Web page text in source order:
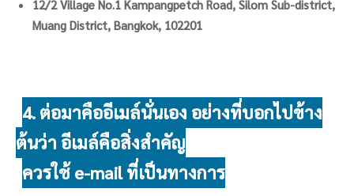
12/2 Village No.1 Kampangpetch Road, Silom Sub-district,
Muang District, Bangkok, 102201
4. ต่อมาคืออีเมล์นั่นเอง อย่างที่บอกไปข้าง
ต้นว่า อีเมล์คือสิ่งสำคัญ
ควรใช้ e-mail ที่เป็นทางการ